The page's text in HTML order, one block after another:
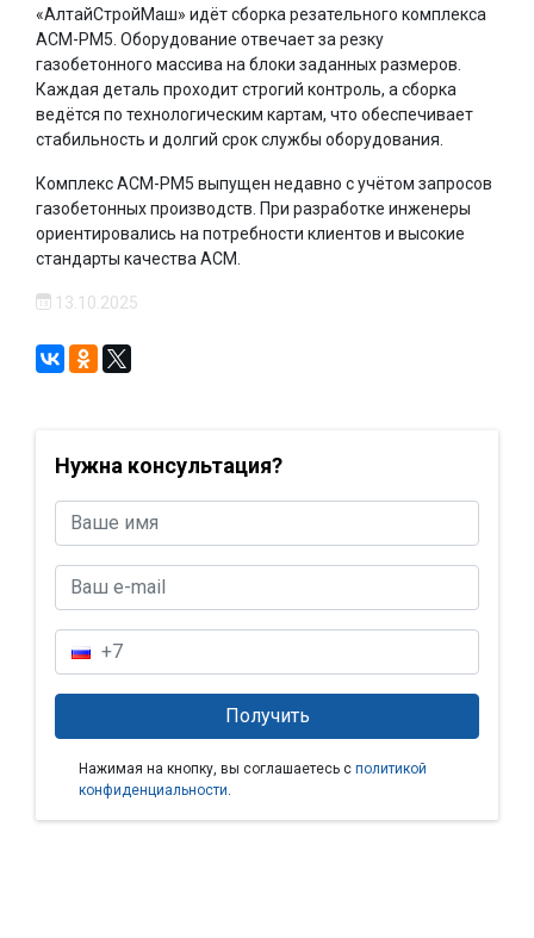
«АлтайСтройМаш» идёт сборка резательного комплекса
АСМ-РМ5. Оборудование отвечает за резку
газобетонного массива на блоки заданных размеров.
Каждая деталь проходит строгий контроль, а сборка
ведётся по технологическим картам, что обеспечивает
стабильность и долгий срок службы оборудования.
Комплекс АСМ-РМ5 выпущен недавно с учётом запросов
газобетонных производств. При разработке инженеры
ориентировались на потребности клиентов и высокие
стандарты качества АСМ.
13.10.2025
Нужна консультация?
Нажимая на кнопку, вы соглашаетесь с политикой
конфиденциальности